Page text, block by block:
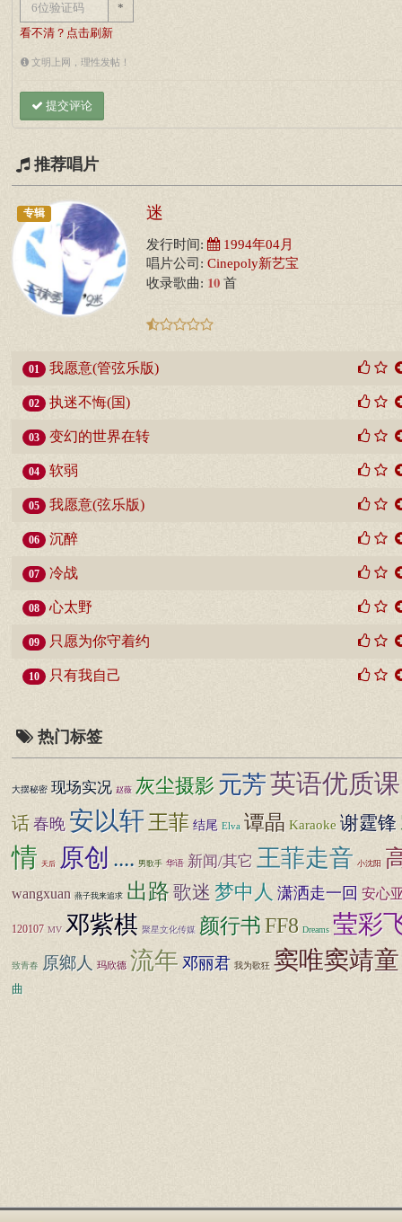
*
看不清？点击刷新
文明上网，理性发帖！
提交评论
推荐唱片
专辑 迷
发行时间: 1994年04月
唱片公司: Cinepoly新艺宝
收录歌曲: 10 首
01 我愿意(管弦乐版)
02 执迷不悔(国)
03 变幻的世界在转
04 软弱
05 我愿意(弦乐版)
06 沉醉
07 冷战
08 心太野
09 只愿为你守着约
10 只有我自己
热门标签
大摆秘密 现场实况 赵薇 灰尘摄影 元芳英语优质课
话 春晚 安以轩王菲 结尾 Elva 谭晶 Karaoke 谢霆锋
情 天后 原创 .... 男歌手 华语 新闻/其它 王菲走音 小沈阳
wangxuan 燕子我来追求 出路歌迷 梦中人 潇洒走一回 安心
120107 MV 邓紫棋 聚星文化传媒 颜行书 FF8 Dreams 莹彩
致青春 原鄉人 玛欣德 流年 邓丽君 我为歌狂 窦唯窦靖童
曲